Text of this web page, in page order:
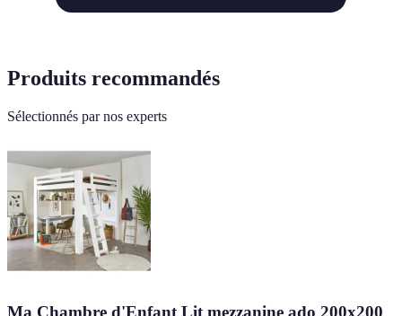
Produits recommandés
Sélectionnés par nos experts